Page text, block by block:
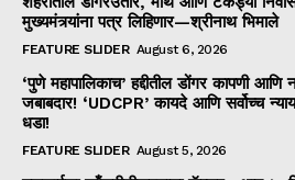
मुख्यमंत्र्यांना पत्र लिहिणार—श्रीनाथ भिमाले
FEATURE SLIDER August 6, 2026
‘पुणे महापालिकाच’ हद्दीतील डोंगर कापणी आणि
जबाबदार! ‘UDCPR’ कायदे आणि सर्वोच्च
धडा!
FEATURE SLIDER August 5, 2026